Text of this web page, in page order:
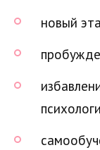
новый